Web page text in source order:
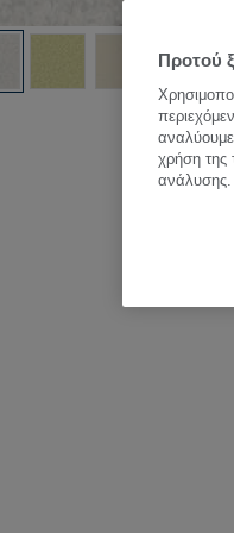
Προτού
χρήση της
ανάλυσης.